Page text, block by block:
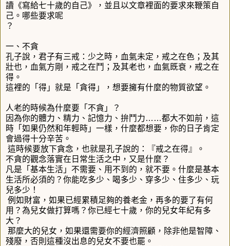
讀《寫給七十歲的自己》，並且以文章裡面的要求來鞭策自
己。哪些要求呢
？
一、不貪
孔子說，君子有三戒：少之時，血氣未定，戒之在色；及其
壯也，血氣方剛，戒之在鬥；及其老也，血氣既衰，戒之在
得。
這裡的「得」就是「貪得」，想要擁有什麼的物質欲望。
人老的時候為什麼要「不貪」？
因為你的體力、精力、記憶力、拚鬥力……都大不如前，這
時「如果仍然和年輕時」一樣，什麼都想要，你的日子肯定
會過得十分辛苦。
這時候要放下貪念，也就是孔子說的：『戒之在得』。
不貪的觀念落實在日常生活之中，又是什麼？
凡是「基本生活」不需要、用不到的，就不要。什麼是基本
生活所必須的？你能吃多少、喝多少、穿多少、住多少、玩
兒多少！
例如財富，如果已經累積足夠的養老金，再多的要了有何
用？為兒女做打算嗎？你已經七十歲，你的兒女年紀有多
大？
那麼大的兒女，如果還需要你的經濟照顧，除非他是智障、
殘廢，否則這種沒出息的兒女不要也罷。